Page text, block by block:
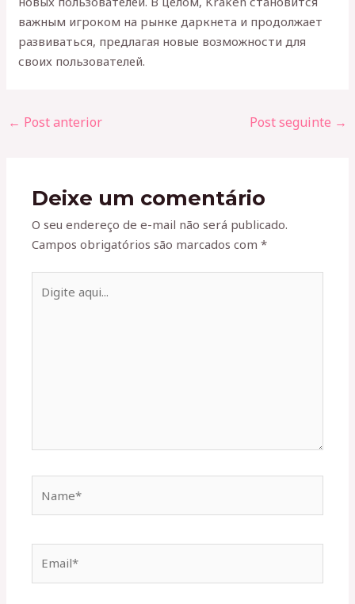
важным игроком на рынке даркнета и продолжает
развиваться, предлагая новые возможности для
своих пользователей.
← Post anterior Post seguinte →
Deixe um comentário
O seu endereço de e-mail não será publicado.
Campos obrigatórios são marcados com*
aqui...